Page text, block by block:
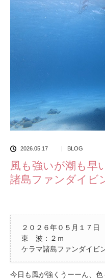
2026.05.17 BLOG
風も強いが潮も
諸島ファンダイビ
２０２６年０５月１７
東 波：２ｍ
ケラマ諸島ファンダイビ
今日も風が強くうーーん、